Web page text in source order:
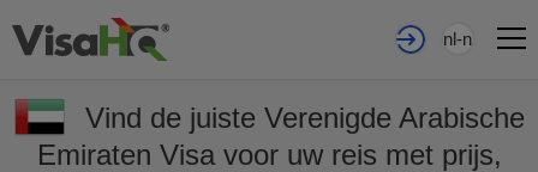
nl-nl
Vind de juiste Verenigde Arabische
Emiraten Visa voor uw reis met prijs,